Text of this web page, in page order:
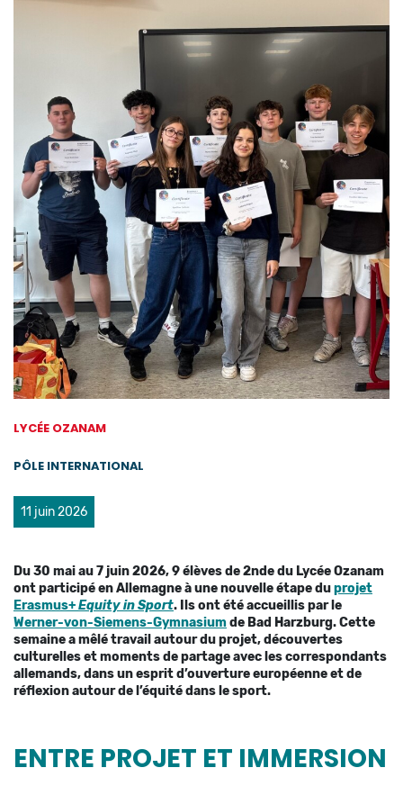
LYCÉE OZANAM
PÔLE INTERNATIONAL
11 juin 2026
Du 30 mai au 7 juin 2026, 9 élèves de 2nde du Lycée Ozanam
ont participé en Allemagne à une nouvelle étape duprojet
Erasmus+Equity in Sport. Ils ont été accueillis par le
Werner-von-Siemens-Gymnasiumde Bad Harzburg. Cette
semaine a mêlé travail autour du projet, découvertes
culturelles et moments de partage avec les correspondants
allemands, dans un esprit d’ouverture européenne et de
réflexion autour de l’équité dans le sport.
ENTRE PROJET ET IMMERSION